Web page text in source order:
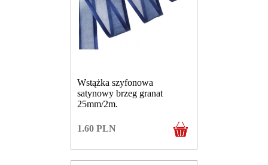
Wstążka szyfonowa
satynowy brzeg granat
25mm/2m.
1.60 PLN